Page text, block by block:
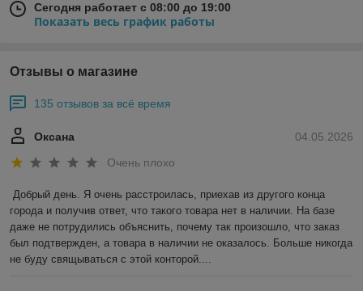
Сегодня работает с 08:00 до 19:00
Показать весь график работы
Отзывы о магазине
135 отзывов за всё время
04.05.2026
Оксана
Очень плохо
Добрый день. Я очень расстроилась, приехав из другого конца
города и получив ответ, что такого товара нет в наличии. На базе
даже не потрудились объяснить, почему так произошло, что заказ
был подтвержден, а товара в наличии не оказалось. Больше никогда
не буду свящываться с этой конторой....